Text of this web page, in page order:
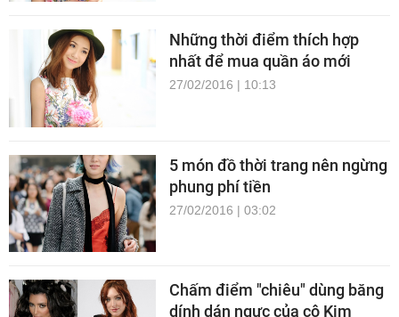
Những thời điểm thích hợp
nhất để mua quần áo mới
27/02/2016 | 10:13
5 món đồ thời trang nên ngừng
phung phí tiền
27/02/2016 | 03:02
Chấm điểm "chiêu" dùng băng
dính dán ngực của cô Kim